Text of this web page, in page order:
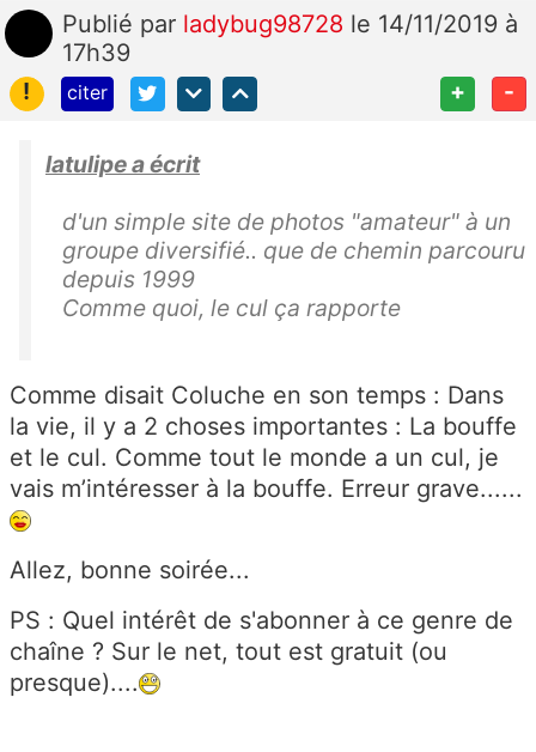
Publié par ladybug98728 le 14/11/2019 à
17h39
!
citer + -
latulipe a écrit
d'un simple site de photos "amateur" à un
groupe diversifié.. que de chemin parcouru
depuis 1999
Comme quoi, le cul ça rapporte
Comme disait Coluche en son temps : Dans
la vie, il y a 2 choses importantes : La bouffe
et le cul. Comme tout le monde a un cul, je
vais m’intéresser à la bouffe. Erreur grave......
Allez, bonne soirée...
PS : Quel intérêt de s'abonner à ce genre de
chaîne ? Sur le net, tout est gratuit (ou
presque)....